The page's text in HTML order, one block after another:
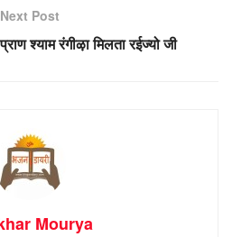
Next Post
श्याम रंगीऴा मिलता रईज्यो जी
Mourya